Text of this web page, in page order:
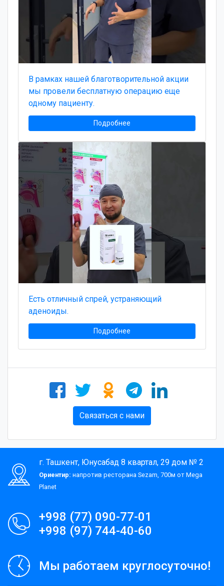
В рамках нашей благотворительной акции
мы провели бесплатную операцию еще
одному пациенту.
Подробнее
Есть отличный спрей, устраняющий
аденоиды.
Подробнее
Связаться с нами
г. Ташкент, Юнусабад 8 квартал, 29 дом № 2
Ориентир: напротив ресторана Sezam, 700м от Mega
Planet
+998 (77) 090-77-01
+998 (97) 744-40-60
Мы работаем круглосуточно!